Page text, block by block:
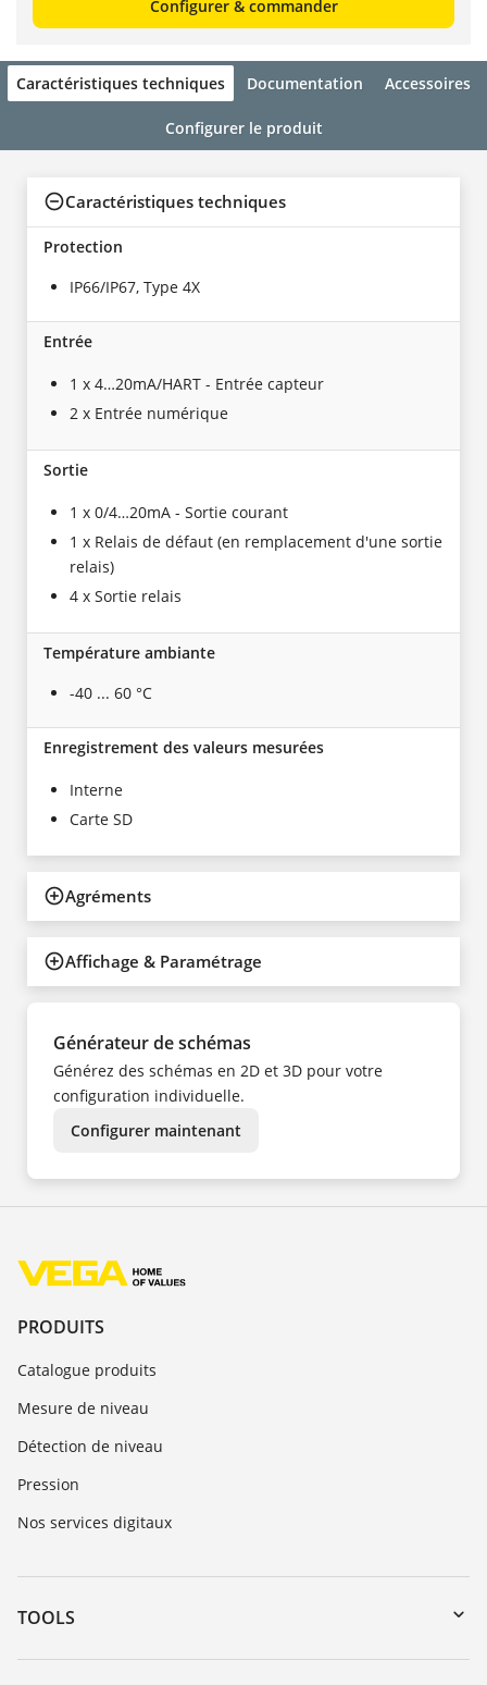
Configurer & commander
Caractéristiques techniques Documentation Accessoires
Configurer le produit
Caractéristiques techniques
Protection
IP66/IP67, Type 4X
Entrée
1 x 4…20mA/HART - Entrée capteur
2 x Entrée numérique
Sortie
1 x 0/4…20mA - Sortie courant
1 x Relais de défaut (en remplacement d'une sortie
relais)
4 x Sortie relais
Température ambiante
-40 ... 60 °C
Enregistrement des valeurs mesurées
Interne
Carte SD
Agréments
Affichage & Paramétrage
Générateur de schémas
Générez des schémas en 2D et 3D pour votre
configuration individuelle.
Configurer maintenant
PRODUITS
Catalogue produits
Mesure de niveau
Détection de niveau
Pression
Nos services digitaux
TOOLS
Téléchargements